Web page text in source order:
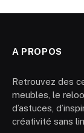
A PROPOS
Retrouvez des
meubles, le
d’astuces,
créativité sans